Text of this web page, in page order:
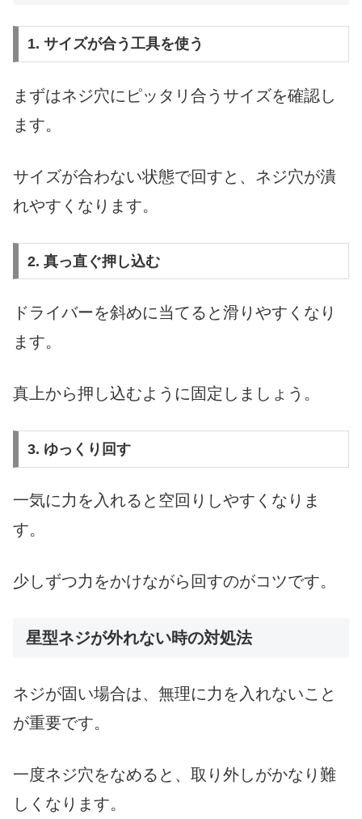
1. サイズが合う工具を使う
まずはネジ穴にピッタリ合うサイズを確認し
ます。
サイズが合わない状態で回すと、ネジ穴が潰
れやすくなります。
2. 真っ直ぐ押し込む
ドライバーを斜めに当てると滑りやすくなり
ます。
真上から押し込むように固定しましょう。
3. ゆっくり回す
一気に力を入れると空回りしやすくなりま
す。
少しずつ力をかけながら回すのがコツです。
星型ネジが外れない時の対処法
ネジが固い場合は、無理に力を入れないこと
が重要です。
一度ネジ穴をなめると、取り外しがかなり難
しくなります。